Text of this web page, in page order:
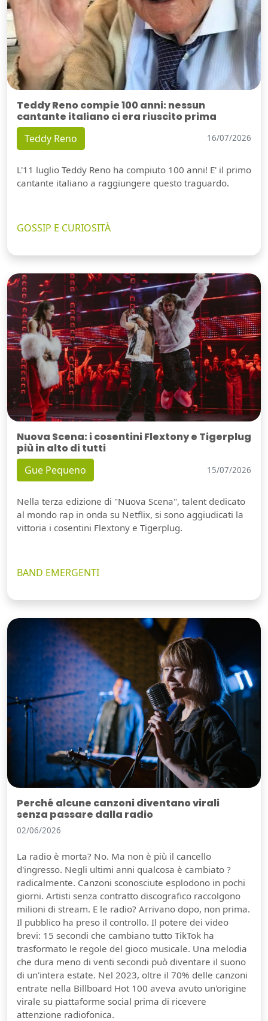
Teddy Reno compie 100 anni: nessun
cantante italiano ci era riuscito prima
Teddy Reno 16/07/2026
L'11 luglio Teddy Reno ha compiuto 100 anni! E' il primo
cantante italiano a raggiungere questo traguardo.
GOSSIP E CURIOSITÀ
Nuova Scena: i cosentini Flextony e Tigerplug
più in alto di tutti
Gue Pequeno 15/07/2026
Nella terza edizione di "Nuova Scena", talent dedicato
al mondo rap in onda su Netflix, si sono aggiudicati la
vittoria i cosentini Flextony e Tigerplug.
BAND EMERGENTI
Perché alcune canzoni diventano virali
senza passare dalla radio
02/06/2026
La radio è morta? No. Ma non è più il cancello
d'ingresso. Negli ultimi anni qualcosa è cambiato ?
radicalmente. Canzoni sconosciute esplodono in pochi
giorni. Artisti senza contratto discografico raccolgono
milioni di stream. E le radio? Arrivano dopo, non prima.
Il pubblico ha preso il controllo. Il potere dei video
brevi: 15 secondi che cambiano tutto TikTok ha
trasformato le regole del gioco musicale. Una melodia
che dura meno di venti secondi può diventare il suono
di un'intera estate. Nel 2023, oltre il 70% delle canzoni
entrate nella Billboard Hot 100 aveva avuto un'origine
virale su piattaforme social prima di ricevere
attenzione radiofonica.